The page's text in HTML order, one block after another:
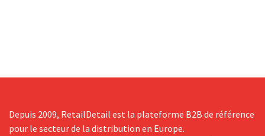
Depuis 2009, RetailDetail est la plateforme B2B de référence
pour le secteur de la distribution en Europe.